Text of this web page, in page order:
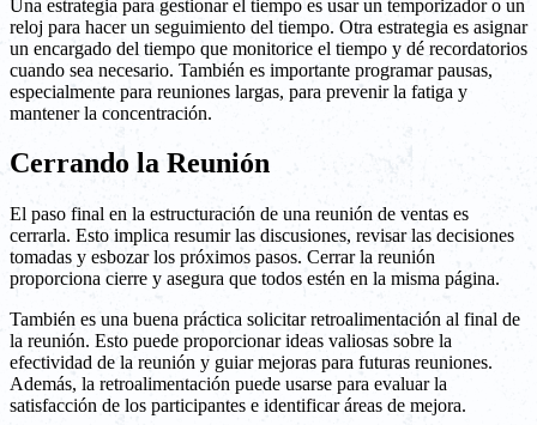
Una estrategia para gestionar el tiempo es usar un temporizador o un
reloj para hacer un seguimiento del tiempo. Otra estrategia es asignar
un encargado del tiempo que monitorice el tiempo y dé recordatorios
cuando sea necesario. También es importante programar pausas,
especialmente para reuniones largas, para prevenir la fatiga y
mantener la concentración.
Cerrando la Reunión
El paso final en la estructuración de una reunión de ventas es
cerrarla. Esto implica resumir las discusiones, revisar las decisiones
tomadas y esbozar los próximos pasos. Cerrar la reunión
proporciona cierre y asegura que todos estén en la misma página.
También es una buena práctica solicitar retroalimentación al final de
la reunión. Esto puede proporcionar ideas valiosas sobre la
efectividad de la reunión y guiar mejoras para futuras reuniones.
Además, la retroalimentación puede usarse para evaluar la
satisfacción de los participantes e identificar áreas de mejora.